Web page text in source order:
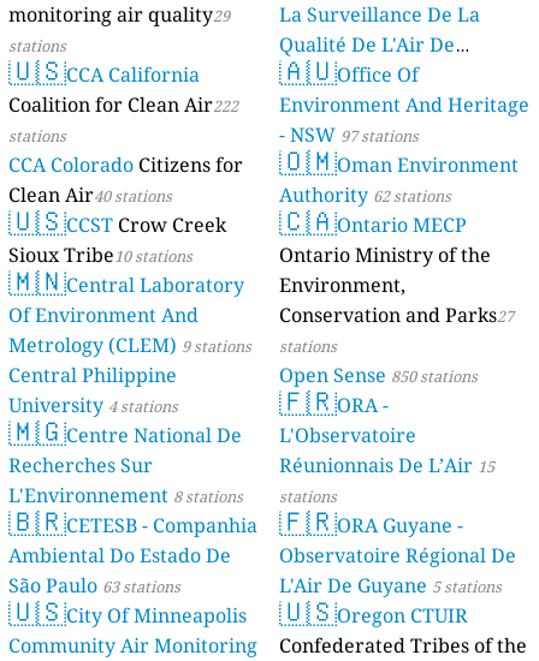
monitoring air quality29
stations
🇺🇸CCA California
Coalition for Clean Air222
stations
CCA Colorado Citizens for
Clean Air40 stations
🇺🇸CCST Crow Creek
Sioux Tribe10 stations
🇲🇳Central Laboratory
Of Environment And
Metrology (CLEM) 9 stations
Central Philippine
University 4 stations
🇲🇬Centre National De
Recherches Sur
L'Environnement 8 stations
🇧🇷CETESB - Companhia
Ambiental Do Estado De
São Paulo 63 stations
🇺🇸City Of Minneapolis
Community Air Monitoring
La Surveillance De La
Qualité De L'Air De
Mayotte 4 stations
🇦🇺Office Of
Environment And Heritage
- NSW 97 stations
🇴🇲Oman Environment
Authority 62 stations
🇨🇦Ontario MECP
Ontario Ministry of the
Environment,
Conservation and Parks27
stations
Open Sense 850 stations
🇫🇷ORA -
L'Observatoire
Réunionnais De L’Air 15
stations
🇫🇷ORA Guyane -
Observatoire Régional De
L'Air De Guyane 5 stations
🇺🇸Oregon CTUIR
Confederated Tribes of the